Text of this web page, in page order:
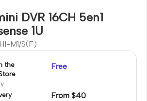
DVR 16CH 5en1
1U
M1/S(F)
the
Free
From $40